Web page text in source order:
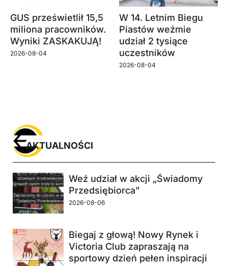
GUS prześwietlił 15,5
miliona pracowników.
Wyniki ZASKAKUJĄ!
2026-08-04
W 14. Letnim Biegu
Piastów weźmie
udział 2 tysiące
uczestników
2026-08-04
Weź udział w akcji „Świadomy
Przedsiębiorca”
2026-08-06
Biegaj z głową! Nowy Rynek i
Victoria Club zapraszają na
sportowy dzień pełen inspiracji
AKTUALNOŚCI